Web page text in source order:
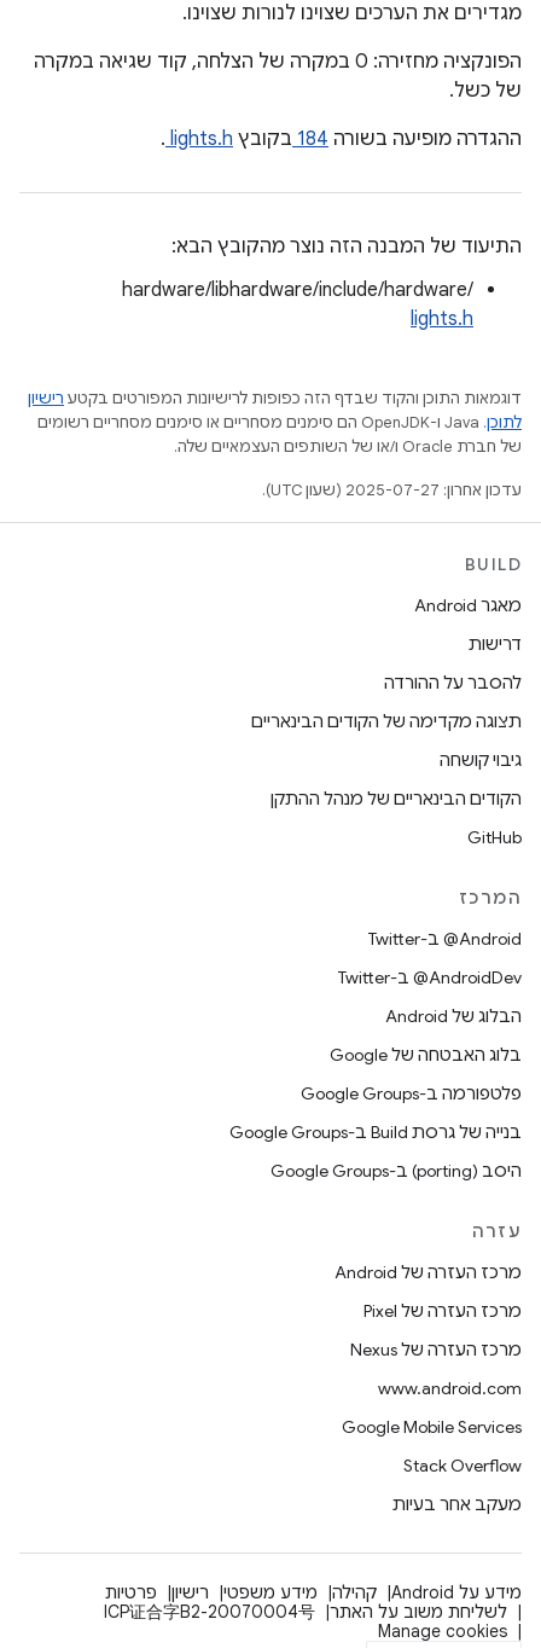
מגדירים את הערכים שצוינו לנורות שצוינו.
הפונקציה מחזירה: 0 במקרה של הצלחה, קוד שגיאה במקרה
של כשל.
ההגדרה מופיעה בשורה 184 בקובץ lights.h
.
התיעוד של המבנה הזה נוצר מהקובץ הבא:
hardware/libhardware/include/hardware/
lights.h
דוגמאות התוכן והקוד שבדף הזה כפופות לרישיונות המפורטים בקטע רישיון
לתוכן
.‏ Java ו-OpenJDK הם סימנים מסחריים או סימנים מסחריים רשומים
של חברת Oracle ו/או של השותפים העצמאיים שלה.
עדכון אחרון: 2025-07-27 (שעון UTC).
BUILD
מאגר Android
דרישות
להסבר על ההורדה
תצוגה מקדימה של הקודים הבינאריים
גיבוי קושחה
הקודים הבינאריים של מנהל ההתקן
GitHub
המרכז
‎@Android ב-Twitter
‎@AndroidDev ב-Twitter
הבלוג של Android
בלוג האבטחה של Google
פלטפורמה ב-Google Groups
בנייה של גרסת Build ב-Google Groups
היסב (porting) ב-Google Groups
עזרה
מרכז העזרה של Android
מרכז העזרה של Pixel
מרכז העזרה של Nexus
www.android.com
Google Mobile Services
Stack Overflow
מעקב אחר בעיות
מידע על Android קהילה מידע משפטי רישיון
פרטיות
לשליחת משוב על האתר
ICP证合字B2-20070004号
Manage cookies